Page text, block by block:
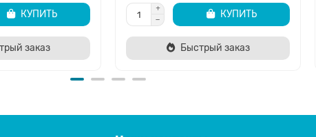
КУПИТЬ
заказ
КУПИТЬ
Быстрый заказ